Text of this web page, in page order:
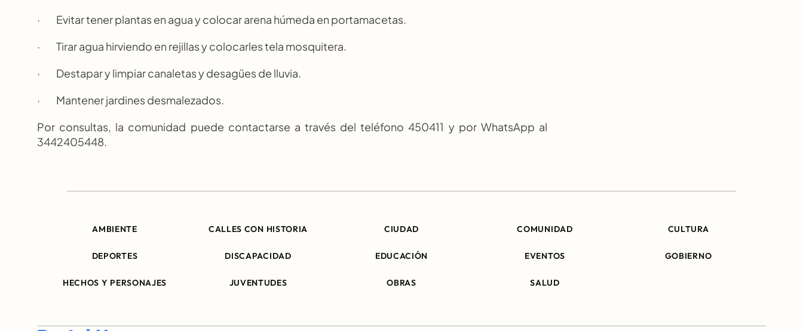
·         Evitar tener plantas en agua y colocar arena húmeda en portamacetas.
·         Tirar agua hirviendo en rejillas y colocarles tela mosquitera.
·         Destapar y limpiar canaletas y desagües de lluvia.
·         Mantener jardines desmalezados.
Por consultas, la comunidad puede contactarse a través del teléfono 450411 y por WhatsApp al
3442405448.
AMBIENTE CALLES CON HISTORIA CIUDAD COMUNIDAD CULTURA
DEPORTES DISCAPACIDAD EDUCACIÓN EVENTOS GOBIERNO
HECHOS Y PERSONAJES JUVENTUDES OBRAS SALUD